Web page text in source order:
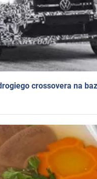
crossovera na